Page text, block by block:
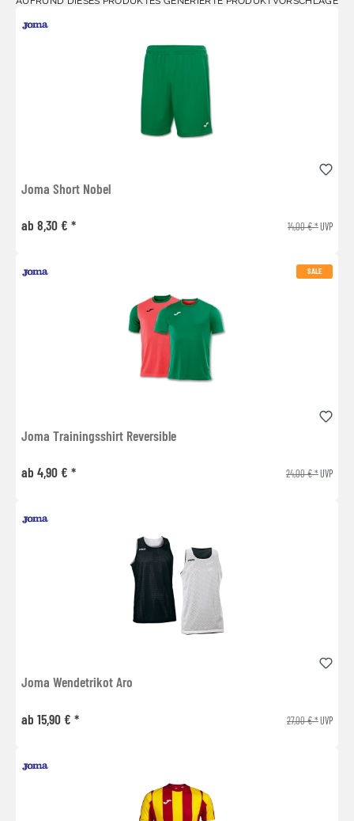
Joma Short Nobel
ab 8,30 € * 14,00 € *UVP
SALE
Joma Trainingsshirt Reversible
ab 4,90 € * 24,00 € *UVP
Joma Wendetrikot Aro
ab 15,90 € * 27,00 € *UVP